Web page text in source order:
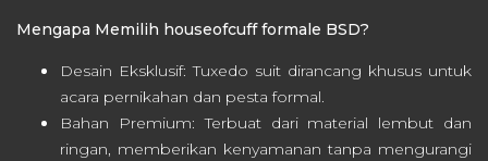
Mengapa Memilih houseofcuff formale BSD?
Desain Eksklusif: Tuxedo suit dirancang khusus untuk
acara pernikahan dan pesta formal.
Bahan Premium: Terbuat dari material lembut dan
ringan, memberikan kenyamanan tanpa mengurangi